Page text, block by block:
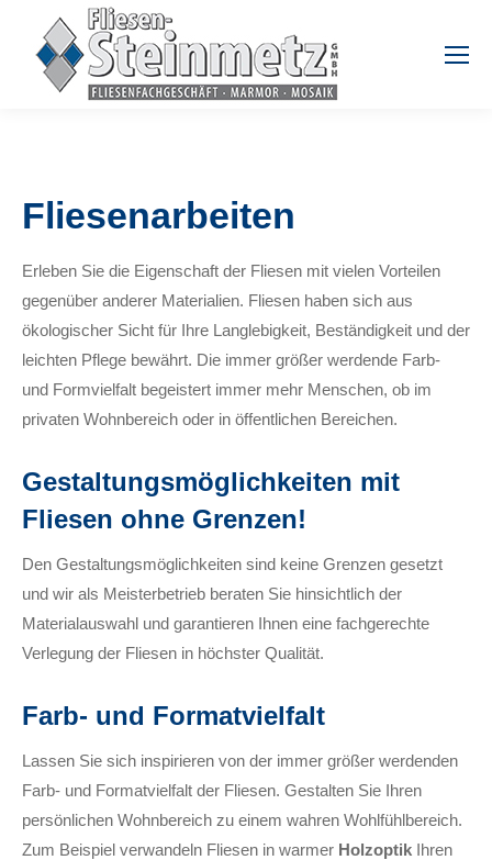
Fliesenarbeiten
Erleben Sie die Eigenschaft der Fliesen mit vielen Vorteilen
gegenüber anderer Materialien. Fliesen haben sich aus
ökologischer Sicht für Ihre Langlebigkeit, Beständigkeit und der
leichten Pflege bewährt. Die immer größer werdende Farb-
und Formvielfalt begeistert immer mehr Menschen, ob im
privaten Wohnbereich oder in öffentlichen Bereichen.
Gestaltungsmöglichkeiten mit
Fliesen ohne Grenzen!
Den Gestaltungsmöglichkeiten sind keine Grenzen gesetzt
und wir als Meisterbetrieb beraten Sie hinsichtlich der
Materialauswahl und garantieren Ihnen eine fachgerechte
Verlegung der Fliesen in höchster Qualität.
Farb- und Formatvielfalt
Lassen Sie sich inspirieren von der immer größer werdenden
Farb- und Formatvielfalt der Fliesen. Gestalten Sie Ihren
persönlichen Wohnbereich zu einem wahren Wohlfühlbereich.
Zum Beispiel verwandeln Fliesen in warmer Holzoptik Ihren